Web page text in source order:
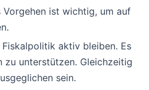
ist wichtig, um auf
aktiv bleiben. Es
zu unterstützen. Gleichzeitig
sein.